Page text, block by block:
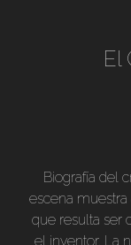
El
Biografía del
escena
que resulta ser
el inventor. La